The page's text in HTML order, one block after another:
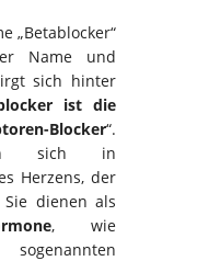
„Betablocker“
Name und
sich hinter
ist die
Blocker“.
sich in
Herzens, der
dienen als
, wie